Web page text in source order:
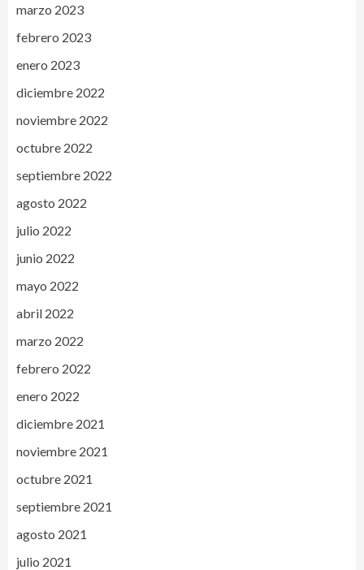
marzo 2023
febrero 2023
enero 2023
diciembre 2022
noviembre 2022
octubre 2022
septiembre 2022
agosto 2022
julio 2022
junio 2022
mayo 2022
abril 2022
marzo 2022
febrero 2022
enero 2022
diciembre 2021
noviembre 2021
octubre 2021
septiembre 2021
agosto 2021
julio 2021